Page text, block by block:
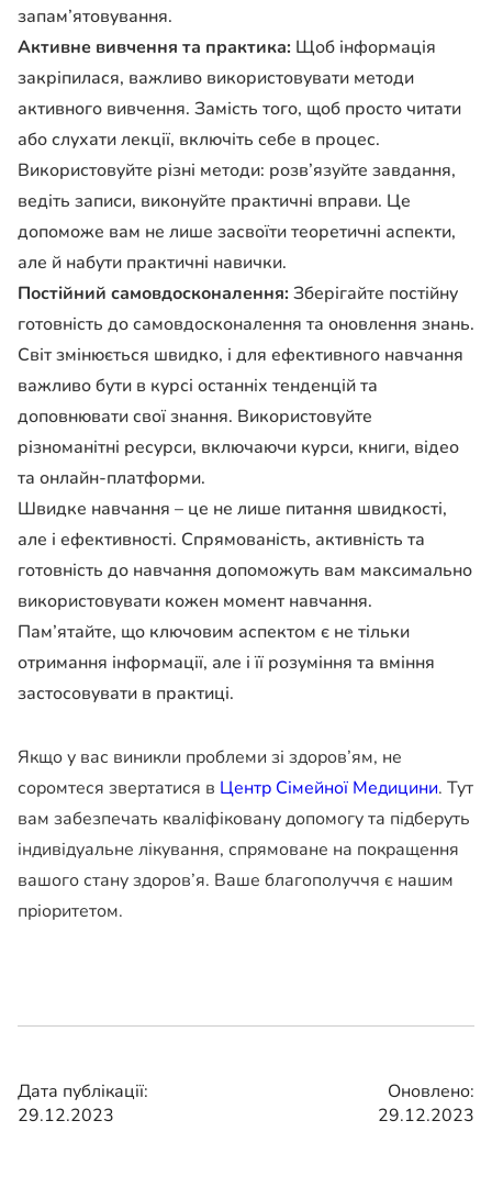
запам’ятовування.
Активне вивчення та практика: Щоб інформація
закріпилася, важливо використовувати методи
активного вивчення. Замість того, щоб просто читати
або слухати лекції, включіть себе в процес.
Використовуйте різні методи: розв’язуйте завдання,
ведіть записи, виконуйте практичні вправи. Це
допоможе вам не лише засвоїти теоретичні аспекти,
але й набути практичні навички.
Постійний самовдосконалення:Зберігайте постійну
готовність до самовдосконалення та оновлення знань.
Світ змінюється швидко, і для ефективного навчання
важливо бути в курсі останніх тенденцій та
доповнювати свої знання. Використовуйте
різноманітні ресурси, включаючи курси, книги, відео
та онлайн-платформи.
Швидке навчання – це не лише питання швидкості,
але і ефективності. Спрямованість, активність та
готовність до навчання допоможуть вам максимально
використовувати кожен момент навчання.
Пам’ятайте, що ключовим аспектом є не тільки
отримання інформації, але і її розуміння та вміння
застосовувати в практиці.
Якщо у вас виникли проблеми зі здоров’ям, не
соромтеся звертатися в Центр Сімейної Медицини. Тут
вам забезпечать кваліфіковану допомогу та підберуть
індивідуальне лікування, спрямоване на покращення
вашого стану здоров’я. Ваше благополуччя є нашим
пріоритетом.
Дата публікації:
29.12.2023
Оновлено:
29.12.2023